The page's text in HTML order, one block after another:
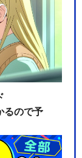
様 氷帝vs立海
るので予